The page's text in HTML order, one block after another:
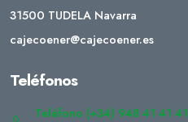
31500 TUDELA Navarra
cajecoener@cajecoener.es
Teléfonos
Teléfono (+34) 948 41 41 41